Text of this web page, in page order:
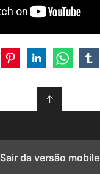
↑
Sair da versão mobile